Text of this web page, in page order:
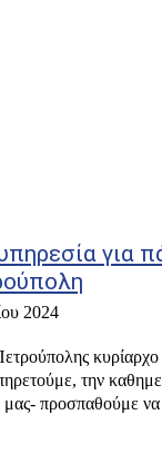
για
2024
κυρίαρχο
την
μας- προσπαθούμε